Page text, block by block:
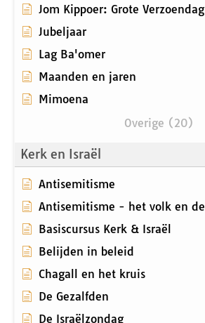
Jom Kippoer: Grote Verzoendag
Jubeljaar
Lag Ba'omer
Maanden en jaren
Mimoena
Overige (20)
Kerk en Israël
Antisemitisme
Antisemitisme - het volk en
Basiscursus Kerk & Israël
Belijden in beleid
Chagall en het kruis
De Gezalfden
De Israëlzondag